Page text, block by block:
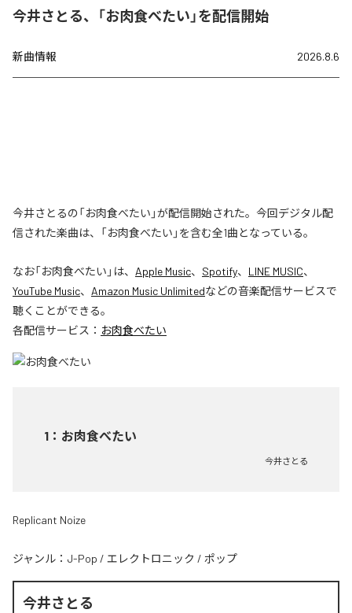
今井さとる、「お肉食べたい」を配信開始
新曲情報 2026.8.6
今井さとるの「お肉食べたい」が配信開始された。今回デジタル配
信された楽曲は、「お肉食べたい」を含む全1曲となっている。
なお「お肉食べたい 」は、 Apple Music、 Spotify、 LINE MUSIC、
YouTube Music、 Amazon Music Unlimitedなどの音楽配信サービスで
聴くことができる。
各配信サービス： お肉食べたい
1 ： お肉食べたい
今井さとる
Replicant Noize
ジャンル： J-Pop / エレクトロニック / ポップ
今井さとる